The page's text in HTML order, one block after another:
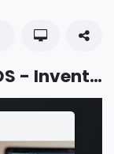
CADENA DE SUMINISTROS - Inventario - Reporte pronosticado